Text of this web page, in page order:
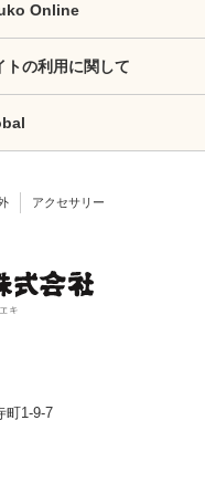
Online
トの利用に関して
アクセサリー
町1-9-7